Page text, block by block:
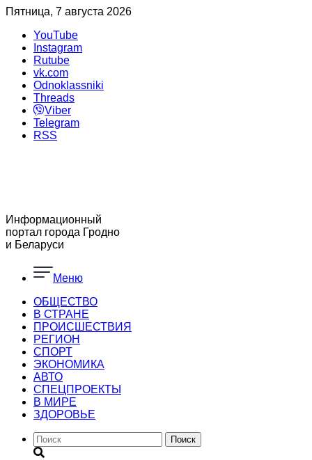
Пятница, 7 августа 2026
YouTube
Instagram
Rutube
vk.com
Odnoklassniki
Threads
Viber
Telegram
RSS
Информационный
портал города Гродно
и Беларуси
Меню
ОБЩЕСТВО
В СТРАНЕ
ПРОИСШЕСТВИЯ
РЕГИОН
CПОРТ
ЭКОНОМИКА
АВТО
СПЕЦПРОЕКТЫ
В МИРЕ
ЗДОРОВЬЕ
Поиск